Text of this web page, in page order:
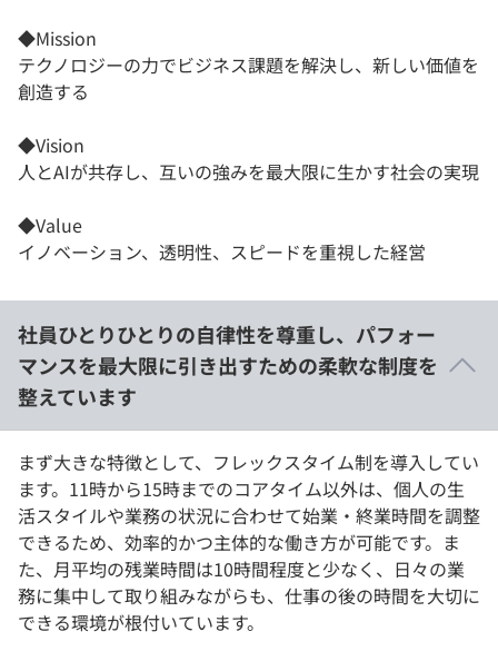
◆Mission
テクノロジーの力でビジネス課題を解決し、新しい価値を
創造する
◆Vision
人とAIが共存し、互いの強みを最大限に生かす社会の実現
◆Value
イノベーション、透明性、スピードを重視した経営
社員ひとりひとりの自律性を尊重し、パフォー
マンスを最大限に引き出すための柔軟な制度を
整えています
まず大きな特徴として、フレックスタイム制を導入してい
ます。11時から15時までのコアタイム以外は、個人の生
活スタイルや業務の状況に合わせて始業・終業時間を調整
できるため、効率的かつ主体的な働き方が可能です。ま
た、月平均の残業時間は10時間程度と少なく、日々の業
務に集中して取り組みながらも、仕事の後の時間を大切に
できる環境が根付いています。